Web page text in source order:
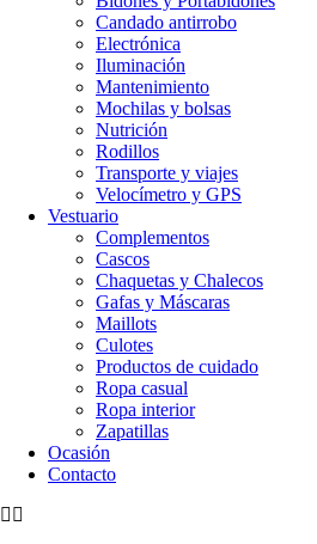
Candado antirrobo
Electrónica
Iluminación
Mantenimiento
Mochilas y bolsas
Nutrición
Rodillos
Transporte y viajes
Velocímetro y GPS
Vestuario
Complementos
Cascos
Chaquetas y Chalecos
Gafas y Máscaras
Maillots
Culotes
Productos de cuidado
Ropa casual
Ropa interior
Zapatillas
Ocasión
Contacto